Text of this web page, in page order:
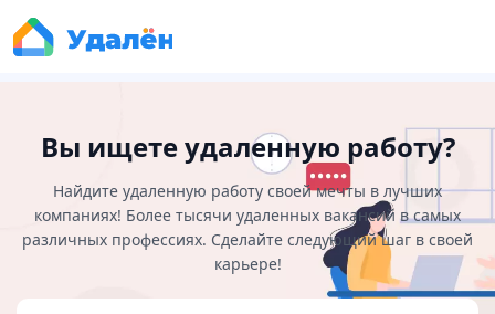
Вы ищете удаленную работу?
Найдите удаленную работу своей мечты в лучших
компаниях! Более тысячи удаленных вакансий в самых
различных профессиях. Сделайте следующий шаг в своей
карьере!